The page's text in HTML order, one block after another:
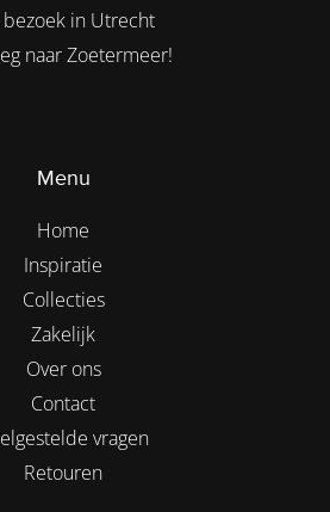
in Utrecht
naar Zoetermeer!
Menu
Home
Inspiratie
Collecties
Zakelijk
Over ons
Contact
vragen
Retouren